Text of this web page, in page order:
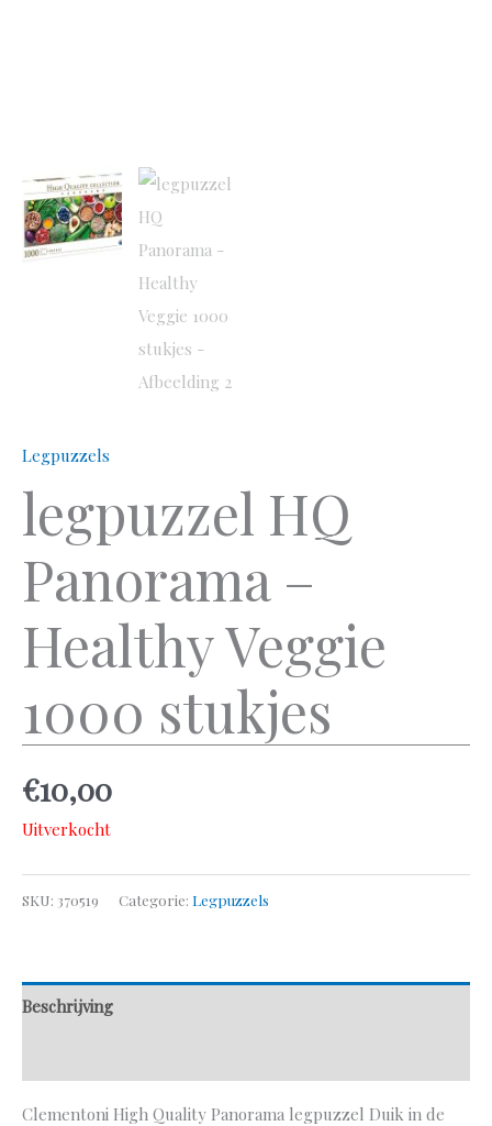
Legpuzzels
legpuzzel HQ
Panorama –
Healthy Veggie
1000 stukjes
€10,00
Uitverkocht
SKU: 370519 Categorie: Legpuzzels
Beschrijving
Clementoni High Quality Panorama legpuzzel Duik in de